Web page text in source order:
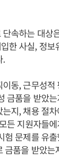
속하는 대상
한 사실, 정보
.
동, 근무성적
금품을 받았
지, 채용 절
든 지원자들
험 문제를 유
금품을 받았는